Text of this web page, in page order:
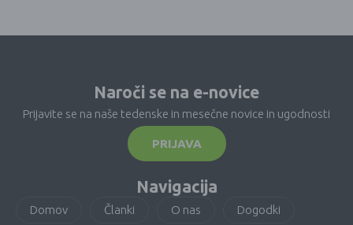
Naroči se na e-novice
Prijavite se na naše tedenske in mesečne novice in ugodnosti
PRIJAVA
Navigacija
Domov Članki O nas Dogodki